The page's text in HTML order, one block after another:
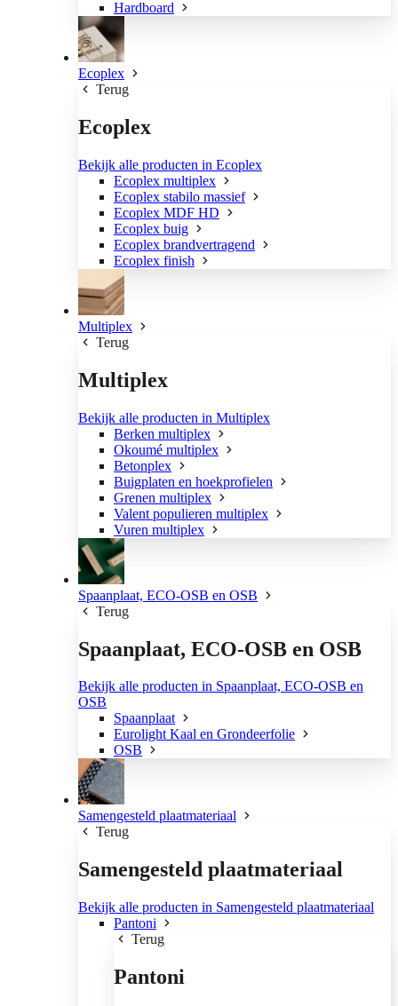
Hardboard
Ecoplex
Terug
Ecoplex
Bekijk alle producten in Ecoplex
Ecoplex multiplex
Ecoplex stabilo massief
Ecoplex MDF HD
Ecoplex buig
Ecoplex brandvertragend
Ecoplex finish
Multiplex
Terug
Multiplex
Bekijk alle producten in Multiplex
Berken multiplex
Okoumé multiplex
Betonplex
Buigplaten en hoekprofielen
Grenen multiplex
Valent populieren multiplex
Vuren multiplex
Spaanplaat, ECO-OSB en OSB
Terug
Spaanplaat, ECO-OSB en OSB
Bekijk alle producten in Spaanplaat, ECO-OSB en
OSB
Spaanplaat
Eurolight Kaal en Grondeerfolie
OSB
Samengesteld plaatmateriaal
Terug
Samengesteld plaatmateriaal
Bekijk alle producten in Samengesteld plaatmateriaal
Pantoni
Terug
Pantoni